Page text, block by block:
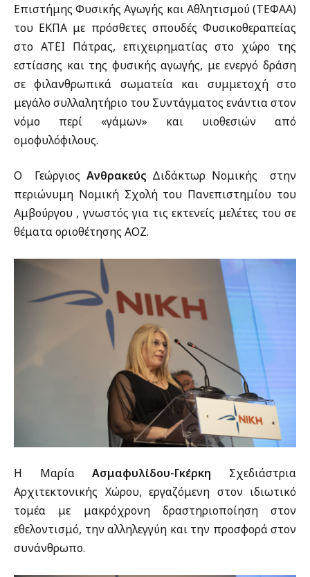
Επιστήμης Φυσικής Αγωγής και Αθλητισμού (ΤΕΦΑΑ)
του ΕΚΠΑ με πρόσθετες σπουδές Φυσικοθεραπείας
στο ΑΤΕΙ Πάτρας, επιχειρηματίας στο χώρο της
εστίασης και της φυσικής αγωγής, με ενεργό δράση
σε φιλανθρωπικά σωματεία και συμμετοχή στο
μεγάλο συλλαλητήριο του Συντάγματος ενάντια στον
νόμο περί «γάμων» και υιοθεσιών από
ομοφυλόφιλους.
Ο Γεώργιος Ανθρακεύς Διδάκτωρ Νομικής στην
περιώνυμη Νομική Σχολή του Πανεπιστημίου του
Αμβούργου , γνωστός για τις εκτενείς μελέτες του σε
θέματα οριοθέτησης ΑΟΖ.
Η ΜαρίαΑσμαφυλίδου-Γκέρκη Σχεδιάστρια
Αρχιτεκτονικής Χώρου, εργαζόμενη στον ιδιωτικό
τομέα με μακρόχρονη δραστηριοποίηση στον
εθελοντισμό, την αλληλεγγύη και την προσφορά στον
συνάνθρωπο.